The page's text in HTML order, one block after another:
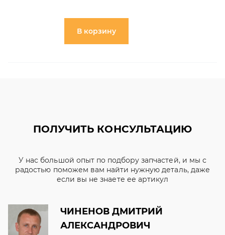
В корзину
ПОЛУЧИТЬ КОНСУЛЬТАЦИЮ
У нас большой опыт по подбору запчастей, и мы с
радостью поможем вам найти нужную деталь, даже
если вы не знаете ее артикул
ЧИНЕНОВ ДМИТРИЙ
АЛЕКСАНДРОВИЧ